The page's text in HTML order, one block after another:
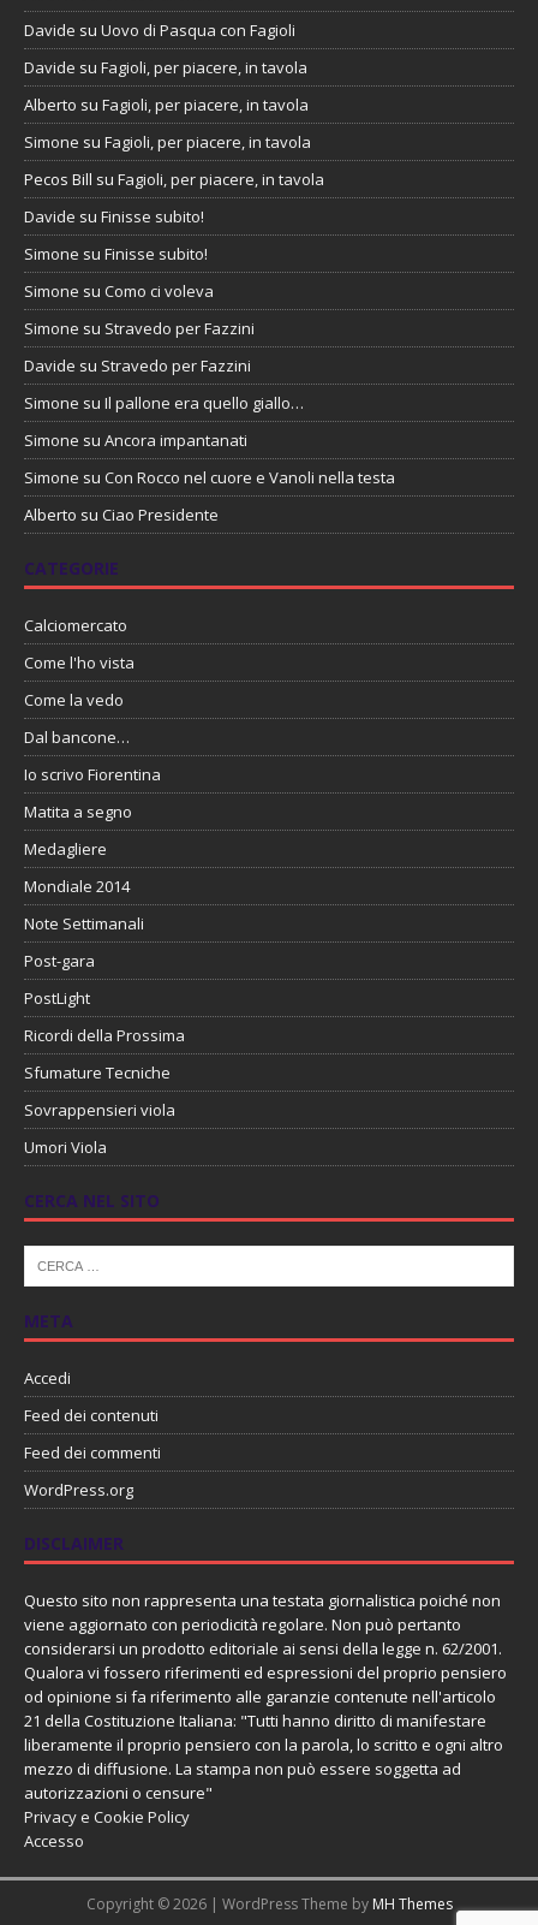
Davide su Uovo di Pasqua con Fagioli
Davide su Fagioli, per piacere, in tavola
Alberto su Fagioli, per piacere, in tavola
Simone su Fagioli, per piacere, in tavola
Pecos Bill su Fagioli, per piacere, in tavola
Davide su Finisse subito!
Simone su Finisse subito!
Simone su Como ci voleva
Simone su Stravedo per Fazzini
Davide su Stravedo per Fazzini
Simone su Il pallone era quello giallo…
Simone su Ancora impantanati
Simone su Con Rocco nel cuore e Vanoli nella testa
Alberto su Ciao Presidente
CATEGORIE
Calciomercato
Come l'ho vista
Come la vedo
Dal bancone…
Io scrivo Fiorentina
Matita a segno
Medagliere
Mondiale 2014
Note Settimanali
Post-gara
PostLight
Ricordi della Prossima
Sfumature Tecniche
Sovrappensieri viola
Umori Viola
CERCA NEL SITO
META
Accedi
Feed dei contenuti
Feed dei commenti
WordPress.org
DISCLAIMER
Questo sito non rappresenta una testata giornalistica poiché non
viene aggiornato con periodicità regolare. Non può pertanto
considerarsi un prodotto editoriale ai sensi della legge n. 62/2001.
Qualora vi fossero riferimenti ed espressioni del proprio pensiero
od opinione si fa riferimento alle garanzie contenute nell'articolo
21 della Costituzione Italiana: "Tutti hanno diritto di manifestare
liberamente il proprio pensiero con la parola, lo scritto e ogni altro
mezzo di diffusione. La stampa non può essere soggetta ad
autorizzazioni o censure"
Privacy e Cookie Policy
Accesso
Copyright © 2026 | WordPress Theme by MH Themes